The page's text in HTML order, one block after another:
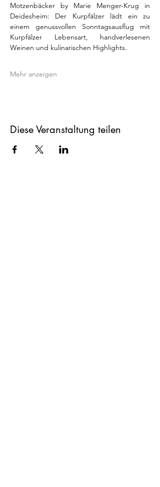
Motzenbäcker by Marie Menger-Krug in
Deidesheim: Der Kurpfälzer lädt ein zu
einem genussvollen Sonntagsausflug mit
Kurpfälzer Lebensart, handverlesenen
Weinen und kulinarischen Highlights.
Mehr anzeigen
Diese Veranstaltung teilen